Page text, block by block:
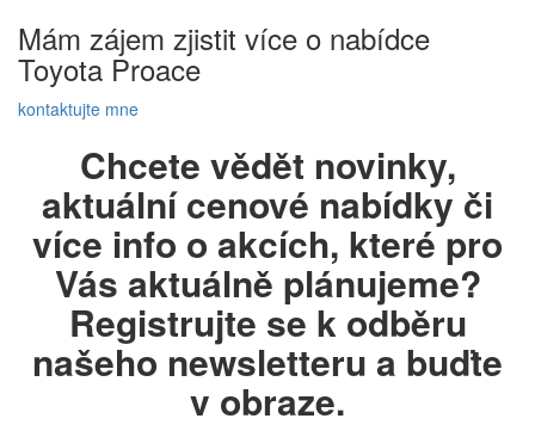
Mám zájem zjistit více o nabídce
Toyota Proace
kontaktujte mne
Chcete vědět novinky,
aktuální cenové nabídky či
více info o akcích, které pro
Vás aktuálně plánujeme?
Registrujte se k odběru
našeho newsletteru a buďte
v obraze.